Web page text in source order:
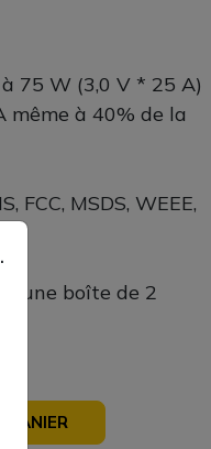
75 W (3,0 V * 25 A)
même à 40% de la
FCC, MSDS, WEEE,
une boîte de 2
PANIER